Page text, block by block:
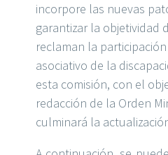
incorpore las nuevas
garantizar la objetividad
reclaman la
asociativo de la
esta comisión, con el
redacción de la Orden
culminará la